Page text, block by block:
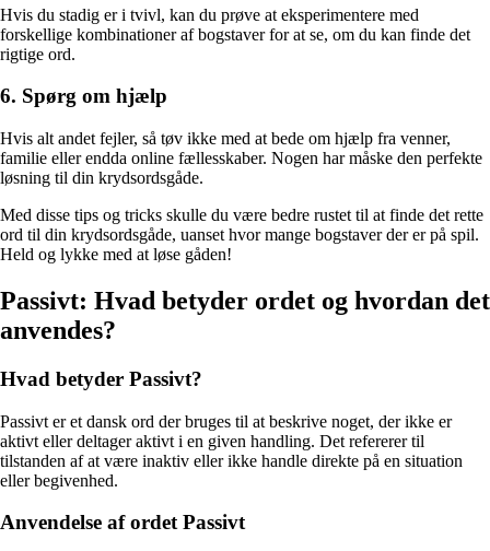
Hvis du stadig er i tvivl, kan du prøve at eksperimentere med
forskellige kombinationer af bogstaver for at se, om du kan finde det
rigtige ord.
6. Spørg om hjælp
Hvis alt andet fejler, så tøv ikke med at bede om hjælp fra venner,
familie eller endda online fællesskaber. Nogen har måske den perfekte
løsning til din krydsordsgåde.
Med disse tips og tricks skulle du være bedre rustet til at finde det rette
ord til din krydsordsgåde, uanset hvor mange bogstaver der er på spil.
Held og lykke med at løse gåden!
Passivt: Hvad betyder ordet og hvordan det
anvendes?
Hvad betyder Passivt?
Passivt er et dansk ord der bruges til at beskrive noget, der ikke er
aktivt eller deltager aktivt i en given handling. Det refererer til
tilstanden af at være inaktiv eller ikke handle direkte på en situation
eller begivenhed.
Anvendelse af ordet Passivt